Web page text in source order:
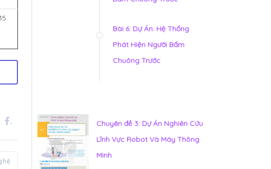
.
Bài 6: Dự Án: Hệ Thống
Phát Hiện Người Bấm
Chuông Trước
Chuyên đề 3: Dự Án Nghiên Cứu
Lĩnh Vực Robot Và Máy Thông
Minh